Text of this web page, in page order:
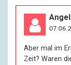
Aber mal im
Zeit? Waren